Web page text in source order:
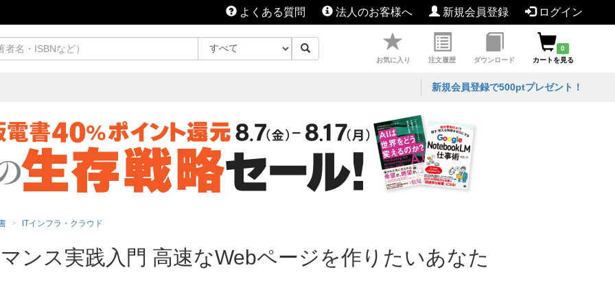
よくある質問 法人のお客様へ 新規会員登録 ログイン
お気に入り 注文履歴 ダウンロード
0
カートを見る
新規会員登録で500ptプレゼント！
ITインフラ・クラウド
ンス実践入門 高速なWebページを作りたいあなた